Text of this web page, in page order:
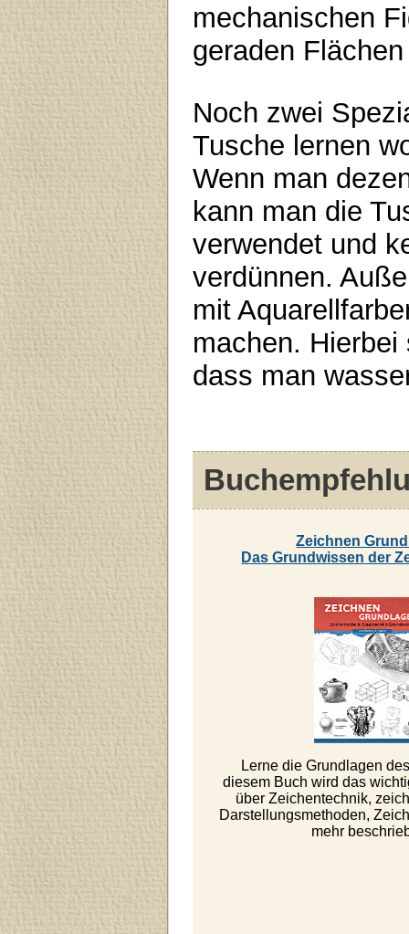
mechanischen
geraden
Noch zwei
Tusche lernen
Wenn man
kann man die
verwendet und
verdünnen.
mit
machen.
dass man
Zeichnen
Das Grundwissen der
Lerne die Grundlagen
diesem Buch wird das
über Zeichentechnik,
Darstellungsmethoden,
mehr